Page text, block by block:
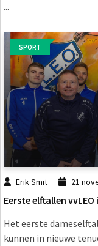
...
SPORT
Erik Smit 21
Eerste elftallen
Het eerste
kunnen in nieuwe